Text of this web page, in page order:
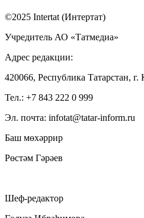
©2025 Intertat (Интертат)
Учредитель АО «Татмедиа»
Адрес редакции:
420066, Республика Татарстан, г.
Тел.: +7 843 222 0 999
Эл. почта: infotat@tatar-inform.ru
Баш мөхәррир
Рөстәм Гәрәев
Шеф-редактор